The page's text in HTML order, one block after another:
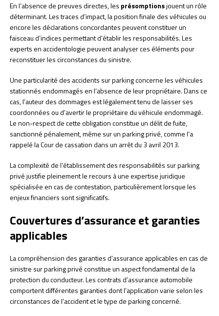
En l’absence de preuves directes, les présomptionsjouent un rôle
déterminant. Les traces d’impact, la position finale des véhicules ou
encore les déclarations concordantes peuvent constituer un
faisceau d’indices permettant d’établir les responsabilités. Les
experts en accidentologie peuvent analyser ces éléments pour
reconstituer les circonstances du sinistre.
Une particularité des accidents sur parking concerne les véhicules
stationnés endommagés en l’absence de leur propriétaire. Dans ce
cas, l’auteur des dommages est légalement tenu de laisser ses
coordonnées ou d’avertir le propriétaire du véhicule endommagé.
Le non-respect de cette obligation constitue un délit de fuite,
sanctionné pénalement, même sur un parking privé, comme l’a
rappelé la Cour de cassation dans un arrêt du 3 avril 2013.
La complexité de l’établissement des responsabilités sur parking
privé justifie pleinement le recours à une expertise juridique
spécialisée en cas de contestation, particulièrement lorsque les
enjeux financiers sont significatifs.
Couvertures d’assurance et garanties
applicables
La compréhension des garanties d’assurance applicables en cas de
sinistre sur parking privé constitue un aspect fondamental de la
protection du conducteur. Les contrats d’assurance automobile
comportent différentes garanties dont l’application varie selon les
circonstances de l’accident et le type de parking concerné.